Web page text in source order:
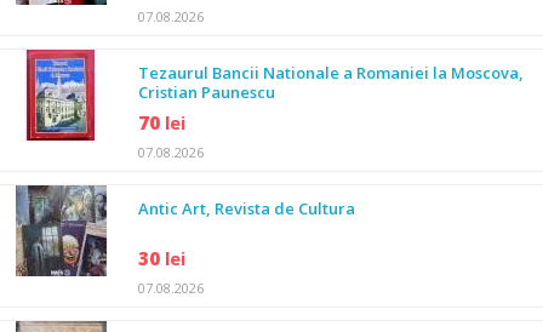
07.08.2026
Tezaurul Bancii Nationale a Romaniei la Moscova,
Cristian Paunescu
70 lei
07.08.2026
Antic Art, Revista de Cultura
30 lei
07.08.2026